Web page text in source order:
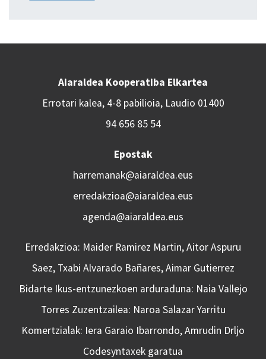
Aiaraldea Kooperatiba Elkartea
Errotari kalea, 4-8 pabilioia, Laudio 01400
94 656 85 54
Epostak
harremanak@aiaraldea.eus
erredakzioa@aiaraldea.eus
agenda@aiaraldea.eus
Erredakzioa: Maider Ramirez Martin, Aitor Aspuru
Saez, Txabi Alvarado Bañares, Aimar Gutierrez
Bidarte Ikus-entzunezkoen arduraduna: Naia Vallejo
Torres Zuzentzailea: Naroa Salazar Yarritu
Komertzialak: Iera Garaio Ibarrondo, Amrudin Drljo
Codesyntaxek garatua